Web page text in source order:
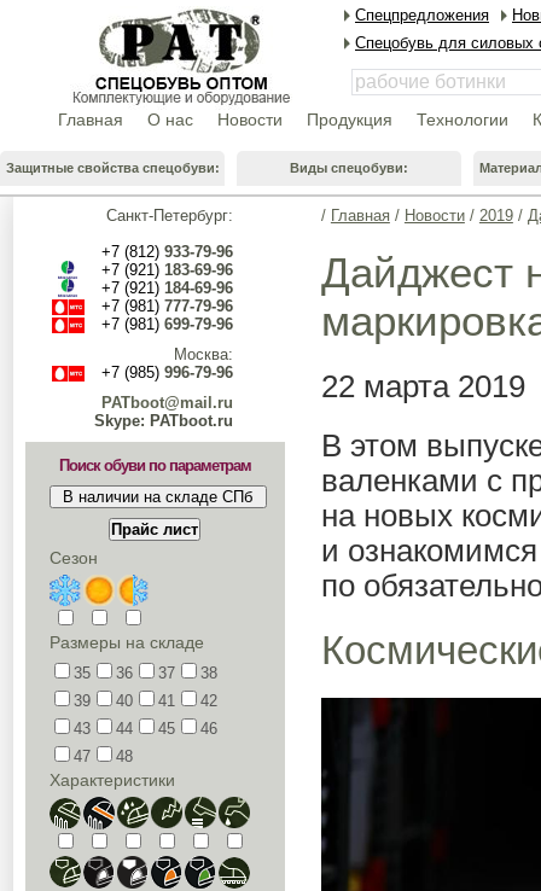
Санкт-Петербург:
+7 (812) 933-79-96
+7 (921) 183-69-96
+7 (921) 184-69-96
+7 (981) 777-79-96
+7 (981) 699-79-96
Москва:
+7 (985) 996-79-96
PATboot@mail.ru
Skype: PATboot.ru
Поиск обуви по параметрам
Сезон
Размеры на складе
35 36 37
38
39
40 41
42
43
44 45
46
47
48
Характеристики
/ Главная/ Новости/ 2019/
Дайджест
22 марта 2019
В этом
валенками с
на новых
и
по
Спецпредложения
Спецобувь для силовых
Главная О нас Новости Продукция Технологии
Защитные свойства спецобуви: Виды спецобуви: